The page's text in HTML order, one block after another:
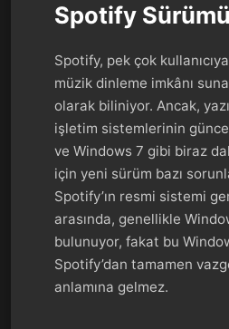
Spotify
Spotify, pek çok
müzik dinleme imkânı
olarak biliniyor. Ancak,
işletim sistemlerinin
ve Windows 7 gibi biraz
için yeni sürüm bazı
Spotify’ın resmi sistemi
arasında, genellikle
bulunuyor, fakat bu
Spotify’dan tamamen
anlamına gelmez.